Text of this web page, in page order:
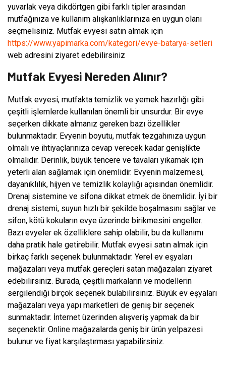
yuvarlak veya dikdörtgen gibi farklı tipler arasından
mutfağınıza ve kullanım alışkanlıklarınıza en uygun olanı
seçmelisiniz. Mutfak evyesi satın almak için
https://www.yapimarka.com/kategori/evye-batarya-setleri
web adresini ziyaret edebilirsiniz
Mutfak Evyesi Nereden Alınır?
Mutfak evyesi, mutfakta temizlik ve yemek hazırlığı gibi
çeşitli işlemlerde kullanılan önemli bir unsurdur. Bir evye
seçerken dikkate almanız gereken bazı özellikler
bulunmaktadır. Evyenin boyutu, mutfak tezgahınıza uygun
olmalı ve ihtiyaçlarınıza cevap verecek kadar genişlikte
olmalıdır. Derinlik, büyük tencere ve tavaları yıkamak için
yeterli alan sağlamak için önemlidir. Evyenin malzemesi,
dayanıklılık, hijyen ve temizlik kolaylığı açısından önemlidir.
Drenaj sistemine ve sifona dikkat etmek de önemlidir. İyi bir
drenaj sistemi, suyun hızlı bir şekilde boşalmasını sağlar ve
sifon, kötü kokuların evye üzerinde birikmesini engeller.
Bazı evyeler ek özelliklere sahip olabilir, bu da kullanımı
daha pratik hale getirebilir. Mutfak evyesi satın almak için
birkaç farklı seçenek bulunmaktadır. Yerel ev eşyaları
mağazaları veya mutfak gereçleri satan mağazaları ziyaret
edebilirsiniz. Burada, çeşitli markaların ve modellerin
sergilendiği birçok seçenek bulabilirsiniz. Büyük ev eşyaları
mağazaları veya yapı marketleri de geniş bir seçenek
sunmaktadır. İnternet üzerinden alışveriş yapmak da bir
seçenektir. Online mağazalarda geniş bir ürün yelpazesi
bulunur ve fiyat karşılaştırması yapabilirsiniz.